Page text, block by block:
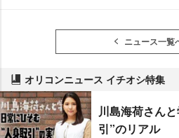
ニュース一覧
オリコンニュース イチオシ特集
川島海荷さん
引”のリアル